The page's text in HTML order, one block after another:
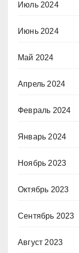
Июль 2024
Июнь 2024
Май 2024
Апрель 2024
Февраль 2024
Январь 2024
Ноябрь 2023
Октябрь 2023
Сентябрь 2023
Август 2023